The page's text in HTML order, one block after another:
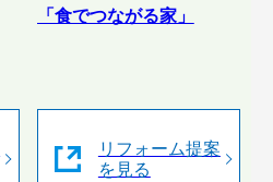
「食でつながる家」
リフォーム提案
を見る